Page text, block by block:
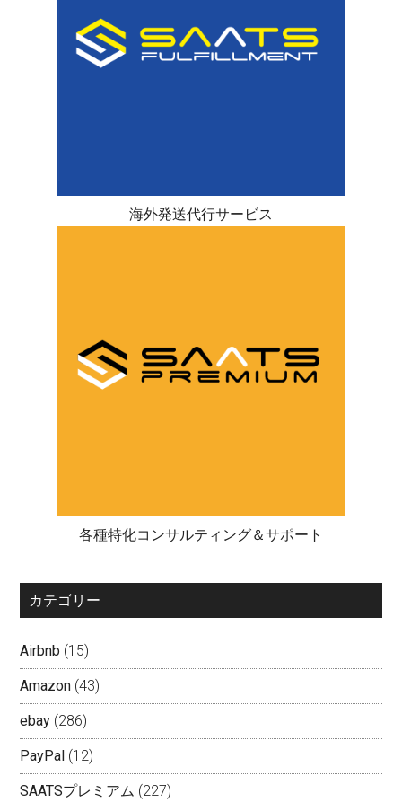
海外発送代行サービス
各種特化コンサルティング＆サポート
カテゴリー
Airbnb (15)
Amazon (43)
ebay (286)
PayPal (12)
SAATSプレミアム (227)